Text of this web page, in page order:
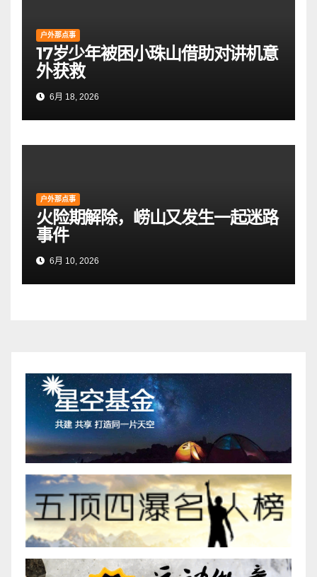
户外那点事
17岁少年被困小珠山借助对讲机意
外获救
6月 18, 2026
户外那点事
火险期解除，崂山又发生一起迷路
事件
6月 10, 2026